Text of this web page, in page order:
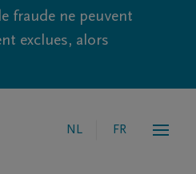
fraude ne peuvent
exclues, alors
NL FR